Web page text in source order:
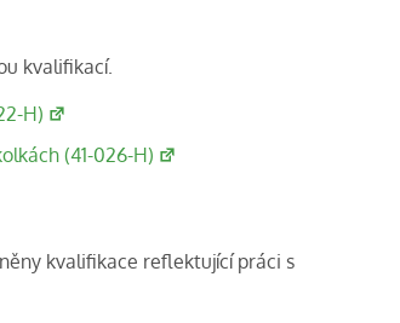
kvalifikací.
H)
(41-026-H)
kvalifikace reflektující práci s